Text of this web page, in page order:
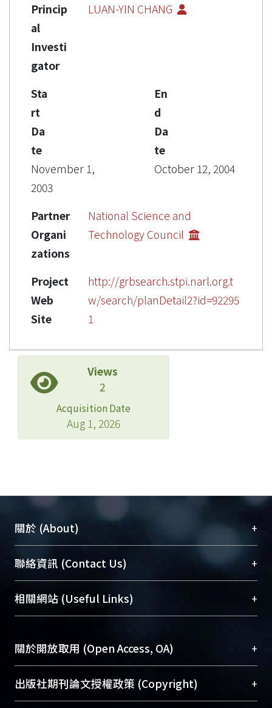
Princip
al
Investi
gator
LUAN-YIN CHANG
Sta
rt
Da
te
November 1,
2003
En
d
Da
te
October 12, 2004
Partner
Organi
zations
National Science and
Technology Council
Project
Web
Site
http://grbsearch.stpi.narl.org.t
w/search/planDetail2?id=92295
1
Views
2
Acquisition Date
Aug 1, 2026
關於 (About) +
臺大位居世界頂尖大學之列，為永久珍藏及向國際
展現本校豐碩的研究成果及學術能量，圖書館整合
機構典藏（NTUR）與學術庫（AH）不同功能平
台，成為臺大學術典藏NTU scholars。期能整合研
成果。
To permanently archive and promote researcher
profiles and scholarly works, Library integrates the
services of “NTU Repository” with “Academic
聯絡資訊 (Contact Us) +
總館學科館員(Main Library)
醫學圖書館學科館員(Medical Library)
Sciences Library)
相關網站 (Useful Links) +
關於開放取用 (Open Access, OA) +
開放取用是從使用者角度提升資訊取用性的社會運
動，應用在學術研究上是透過將研究著作公開供使
出版社期刊論文授權政策 (Copyright) +